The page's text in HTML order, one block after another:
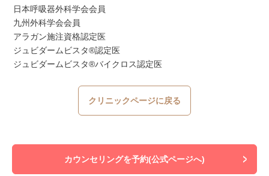
日本呼吸器外科学会会員
九州外科学会会員
アラガン施注資格認定医
ジュビダームビスタ®認定医
ジュビダームビスタ®バイクロス認定医
クリニックページに戻る
カウンセリングを予約(公式ページへ)